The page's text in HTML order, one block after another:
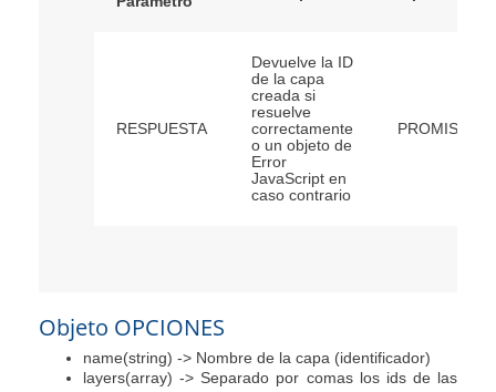
RESPUESTA
Devuelve la ID
de la capa
creada si
resuelve
correctamente
o un objeto de
Error
JavaScript en
caso contrario
PROMISE
Objeto OPCIONES
name(string) -> Nombre de la capa (identificador)
layers(array) -> Separado por comas los ids de las